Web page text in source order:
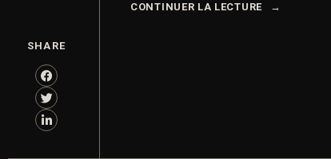
SHARE
CONTINUER LA LECTURE